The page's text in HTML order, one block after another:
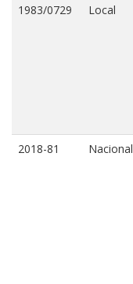
1983/0729 Local
2018-81 Nacional